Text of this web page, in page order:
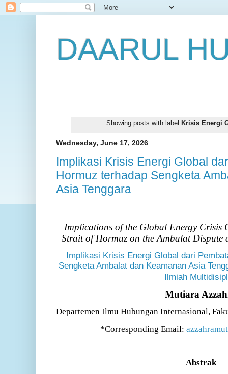
DAARUL
Showing posts with label Krisis Energi
Wednesday, June 17, 2026
Implikasi Krisis Energi Global
Hormuz terhadap Sengketa
Asia Tenggara
Implications of the Global Energy Crisis
Strait of Hormuz on the Ambalat Dispute
Implikasi Krisis Energi Global dari
Sengketa Ambalat dan Keamanan Asia
Ilmiah
Mutiara
Departemen Ilmu Hubungan Internasional,
*Corresponding Email:
Abstrak